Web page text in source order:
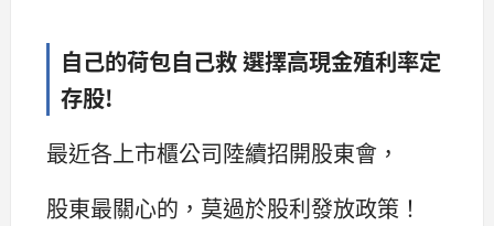
自己的荷包自己救 選擇高現金殖利率定
存股!
最近各上市櫃公司陸續招開股東會，
股東最關心的，莫過於股利發放政策！